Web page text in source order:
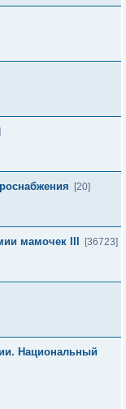
[20]
мамочек III
[36723]
Национальный